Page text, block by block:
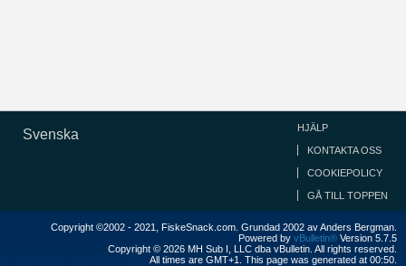
Svenska HJÄLP
KONTAKTA OSS
COOKIEPOLICY
GÅ TILL TOPPEN
Copyright ©2002 - 2021, FiskeSnack.com. Grundad 2002 av Anders Bergman.
Powered by vBulletin® Version 5.7.5
Copyright © 2026 MH Sub I, LLC dba vBulletin. All rights reserved.
All times are GMT+1. This page was generated at 00:50.